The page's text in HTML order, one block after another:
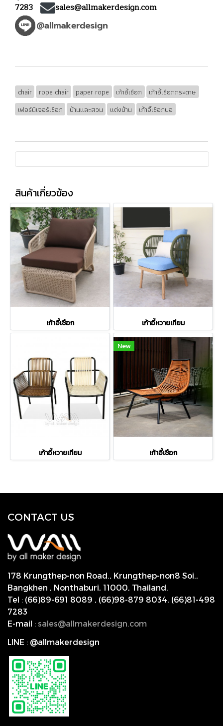
7283
sales@allmakerdesign.com
chair rope chair paper rope เก้าอี้เชือก
เก้าอี้เชือกกระดาษ
เฟอร์นิเจอร์เชือก
บ้านและสวน แต่งบ้าน เก้าอี้เชือกปอ
สินค้าเกี่ยวข้อง
เก้าอี้เชือก เก้าอี้หวายเทียม
เก้าอี้หวายเทียม
New
เก้าอี้เชือก
CONTACT US
178 Krungthep-non Road., Krungthep-non8 Soi.,
Bangkhen , Nonthaburi, 11000, Thailand.
Tel : (66)89-691 8089 , (66)98-879 8034, (66)81-498
7283
E-mail : sales@allmakerdesign.com
LINE : @allmakerdesign